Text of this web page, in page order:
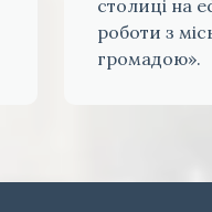
столиці на
роботи з
громадою».